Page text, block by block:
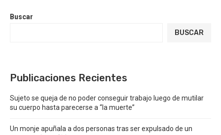
Buscar
BUSCAR
Publicaciones Recientes
Sujeto se queja de no poder conseguir trabajo luego de mutilar
su cuerpo hasta parecerse a “la muerte”
Un monje apuñala a dos personas tras ser expulsado de un